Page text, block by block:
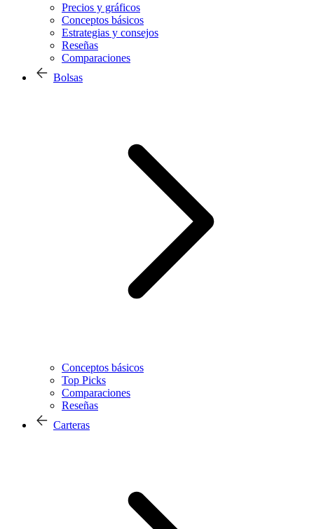
Precios y gráficos
Conceptos básicos
Estrategias y consejos
Reseñas
Comparaciones
Bolsas
Conceptos básicos
Top Picks
Comparaciones
Reseñas
Carteras